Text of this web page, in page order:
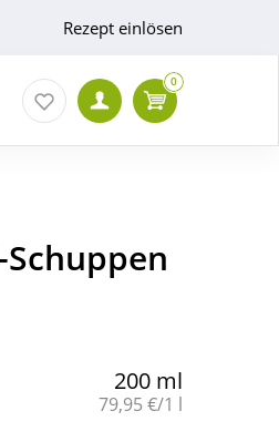
Rezept einlösen
0
200 ml
Grundpreis:
79,95 €/1 l